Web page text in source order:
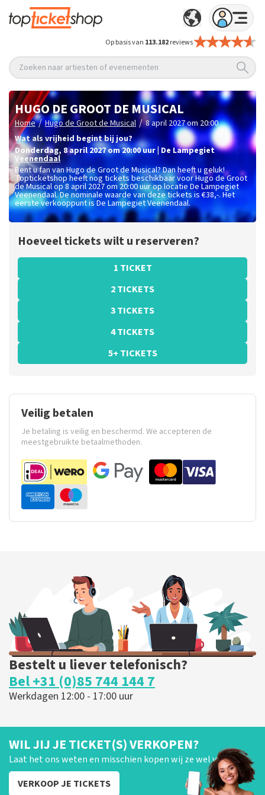
Op basis van 113.182reviews
Zoeken naar artiesten of evenementen
HUGO DE GROOT DE MUSICAL
Home / Hugo de Groot de Musical / 8 april 2027 om 20:00
Wat als vrijheid begint bij jou?
donderdag, 8 april 2027 om 20:00uur De Lampegiet
Veenendaal
Bent u fan van Hugo de Groot de Musical? Dan heeft u geluk!
Topticketshop heeft nog tickets beschikbaar voor Hugo de Groot
de Musical op 8 april 2027 om 20:00 uur op locatie De Lampegiet
Veenendaal. De nominale waarde van deze tickets is€38,-. Het
eerste verkooppunt is De Lampegiet Veenendaal.
Hoeveel tickets wilt u reserveren?
1 TICKET
2 TICKETS
3 TICKETS
4 TICKETS
5+ TICKETS
Veilig betalen
Je betaling is veilig en beschermd. We accepteren de
meestgebruikte betaalmethoden.
Bestelt u liever telefonisch?
Bel +31 (0)85 744 144 7
Werkdagen 12:00 - 17:00 uur
WIL JIJ JE TICKET(S) VERKOPEN?
Laat het ons weten en misschien kopen wij ze wel van je!
VERKOOP JE TICKETS